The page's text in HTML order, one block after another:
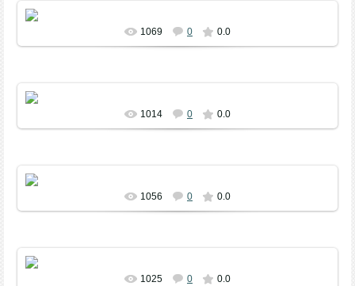
1069 0 0.0
1014 0 0.0
1056 0 0.0
1025 0 0.0